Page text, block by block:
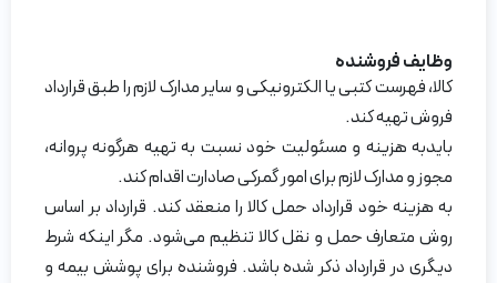
وظایف فروشنده
کالا، فهرست کتبی یا الکترونیکی و سایر مدارک لازم را طبق قرارداد
فروش تهیه کند.
بایدبه هزینه و مسئولیت خود نسبت به تهیه هرگونه پروانه،
مجوز و مدارک لازم برای امور گمرکی صادارت اقدام کند.
به هزینه خود قرارداد حمل کالا را منعقد کند. قرارداد بر اساس
روش متعارف حمل و نقل کالا تنظیم می‌شود. مگر اینکه شرط
دیگری در قرارداد ذکر شده باشد. فروشنده برای پوشش بیمه و